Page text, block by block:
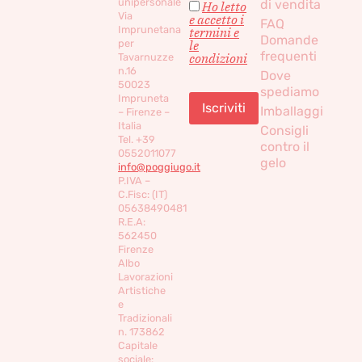
Via
Imprunetana
per
Tavarnuzze
n.16
50023
Impruneta
– Firenze –
Italia
Tel. +39
0552011077
info@poggiugo.it
P.IVA –
C.Fisc: (IT)
05638490481
R.E.A:
562450
Firenze
Albo
Lavorazioni
Artistiche
e
Tradizionali
n. 173862
Capitale
sociale:
Ho letto
e accetto i
termini e
le
condizioni
di vendita
FAQ
Domande
frequenti
Dove
spediamo
Imballaggi
Consigli
contro il
gelo